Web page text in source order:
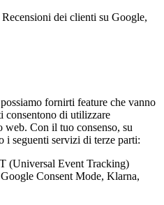
dei clienti su Google,
fornirti feature che vanno
consentono di utilizzare
web. Con il tuo consenso, su
i seguenti servizi di terze parti:
(Universal Event Tracking)
Consent Mode, Klarna,